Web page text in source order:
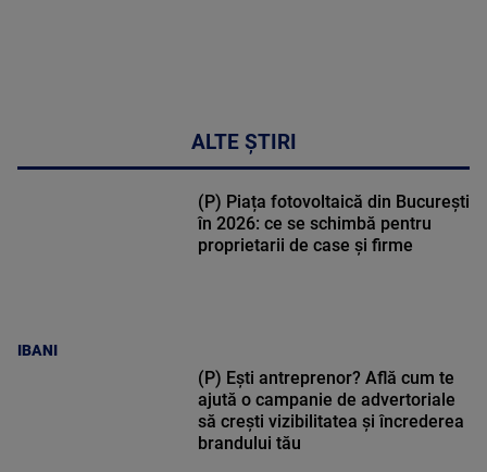
ALTE ȘTIRI
IBANI
(P) Piața fotovoltaică din București
în 2026: ce se schimbă pentru
proprietarii de case și firme
(P) Ești antreprenor? Află cum te
ajută o campanie de advertoriale
să crești vizibilitatea și încrederea
brandului tău